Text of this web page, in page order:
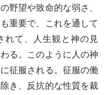
野望や致命的な弱さ、
重要で、これを通して
れて、人生観と神の見
る。このように人の神
征服される。征服の働
き、反抗的な性質を裁